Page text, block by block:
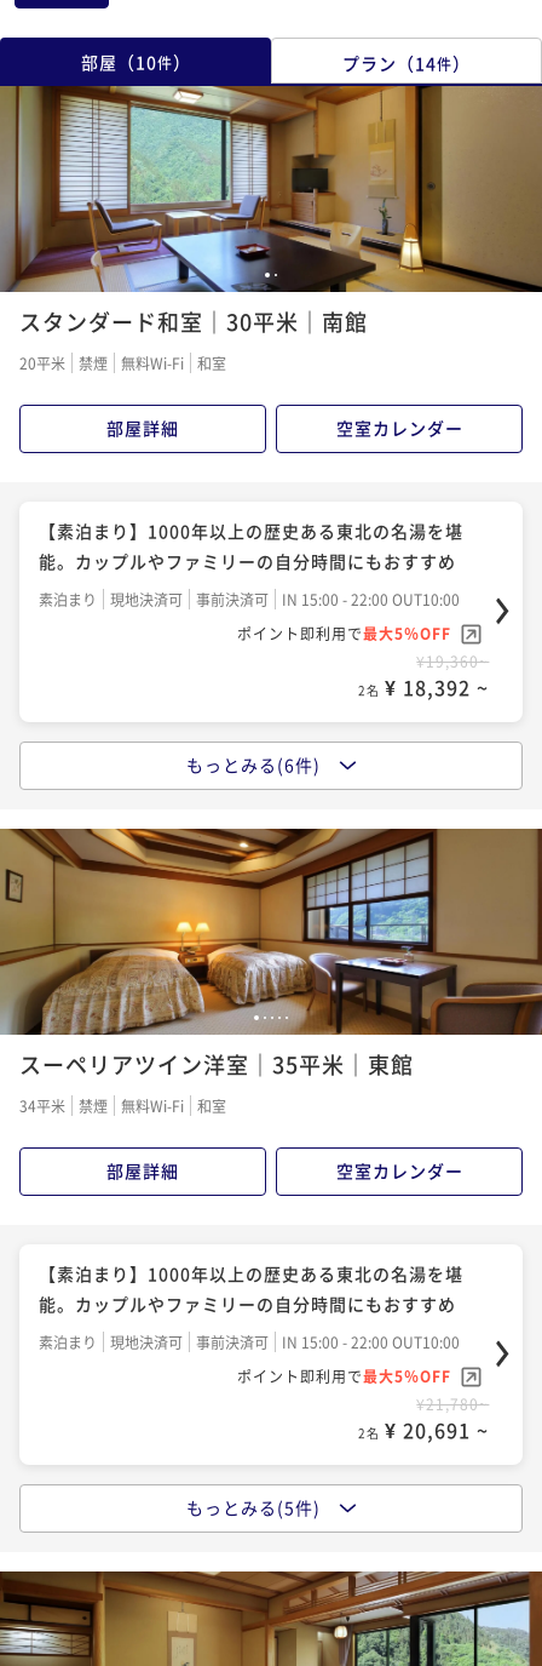
部屋 （10件） プラン （14件）
1 2
スタンダード和室｜30平米｜南館
20平米 禁煙 無料Wi-Fi 和室
部屋詳細 空室カレンダー
【素泊まり】1000年以上の歴史ある東北の名湯を堪
能。カップルやファミリーの自分時間にもおすすめ
素泊まり 現地決済可 事前決済可
IN 15:00 - 22:00 OUT10:00
ポイント即利用で最大5％OFF
¥19,360~
2名 ¥ 18,392 ~
【朝食付】遅めの到着も安心。心ほぐれる温泉と朝の
朝食付き 現地決済可 事前決済可
IN 15:00 - 22:00 OUT10:00
ポイント即利用で最大5％OFF
¥21,780~
2名 ¥ 20,691 ~
【スタンダードプラン】四季を味わう会席と心和む温
泉で癒される安らぎのひととき（1泊2食）
¥38,720~
2名 ¥ 36,784 ~
【観光プラン】加茂水族館チケット付。自然に包まれ
た温泉宿とクラゲの幻想世界で癒しの時間を（1泊2
二食付き 現地決済可 事前決済可
IN 15:00 - 18:00 OUT10:00
ポイント即利用で 最大5％OFF
¥42,020~
2名 ¥ 39,919 ~
【ラウンジ「四季」チケット2,000円分付】夜の庭園を
独り占め。美酒とスイーツで寛ぐ大人のご褒美ステイ
二食付き 現地決済可 事前決済可
IN 15:00 - 18:00 OUT10:00
ポイント即利用で最大5％OFF
¥42,680~
もっとみる(6件)
1 2 3 4 5
スーペリアツイン洋室｜35平米｜東館
34平米 禁煙 無料Wi-Fi 和室
部屋詳細 空室カレンダー
【素泊まり】1000年以上の歴史ある東北の名湯を堪
能。カップルやファミリーの自分時間にもおすすめ
素泊まり 現地決済可 事前決済可
IN 15:00 - 22:00 OUT10:00
ポイント即利用で最大5％OFF
¥21,780~
2名 ¥ 20,691 ~
【朝食付】遅めの到着も安心。心ほぐれる温泉と朝の
朝食付き 現地決済可 事前決済可
IN 15:00 - 22:00 OUT10:00
ポイント即利用で最大5％OFF
¥24,200~
もっとみる(5件)